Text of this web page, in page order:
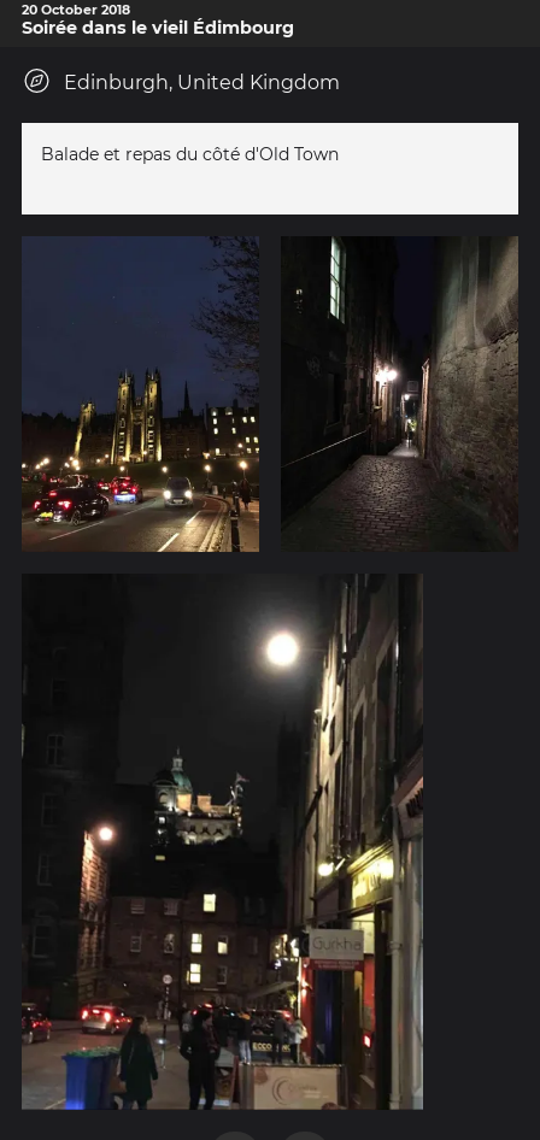
20 October 2018
Soirée dans le vieil Édimbourg
Edinburgh, United Kingdom
Balade et repas du côté d'Old Town